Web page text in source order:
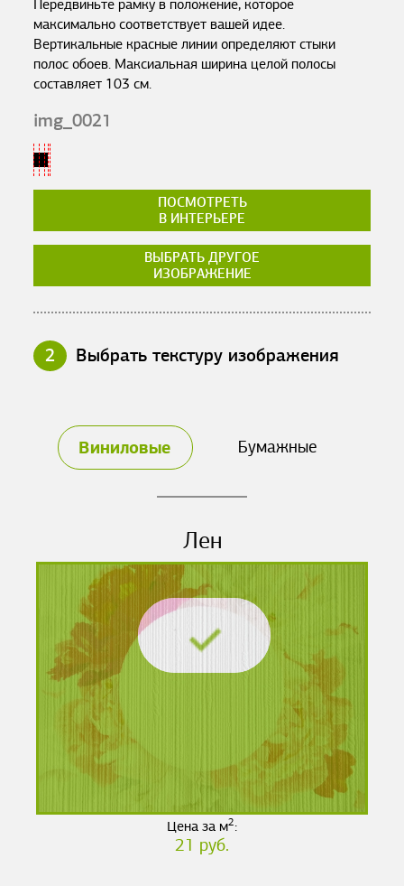
Передвиньте рамку в положение, которое
максимально соответствует вашей идее.
Вертикальные красные линии определяют стыки
полос обоев. Максиальная ширина целой полосы
составляет 103 см.
img_0021
ПОСМОТРЕТЬ
В ИНТЕРЬЕРЕ
ВЫБРАТЬ ДРУГОЕ
ИЗОБРАЖЕНИЕ
2 Выбрать текстуру изображения
Виниловые Бумажные
Лен
Цена за м2:
21 руб.